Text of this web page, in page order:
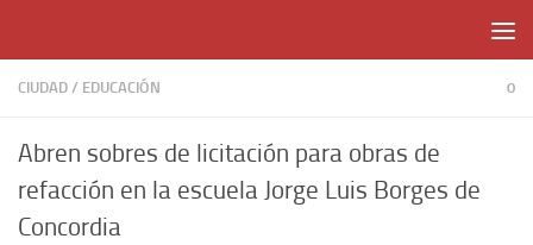
CIUDAD / EDUCACIÓN 0
Abren sobres de licitación para obras de
refacción en la escuela Jorge Luis Borges de
Concordia